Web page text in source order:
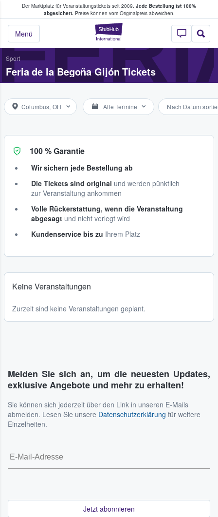
Der Marktplatz für Veranstaltungstickets seit 2009. Jede Bestellung ist 100%
abgesichert.Preise können vom Originalpreis abweichen.
StubHub - Wo
Menü
Tickets kaufen & verkaufen
Sport
Feria de la Begoña Gijón Tickets
Columbus, OH Alle Termine Nach Datum
100 % Garantie
Wir sichern jede Bestellung ab
Die Tickets sind original und werden pünktlich
zur Veranstaltung ankommen
Volle Rückerstattung, wenn die Veranstaltung
abgesagt und nicht verlegt wird
Kundenservice bis zu Ihrem Platz
Keine Veranstaltungen
Zurzeit sind keine Veranstaltungen geplant.
Melden Sie sich an, um die neuesten Updates,
exklusive Angebote und mehr zu erhalten!
Sie können sich jederzeit über den Link in unseren E-Mails
abmelden. Lesen Sie unsere Datenschutzerklärung für weitere
Einzelheiten.
Jetzt abonnieren